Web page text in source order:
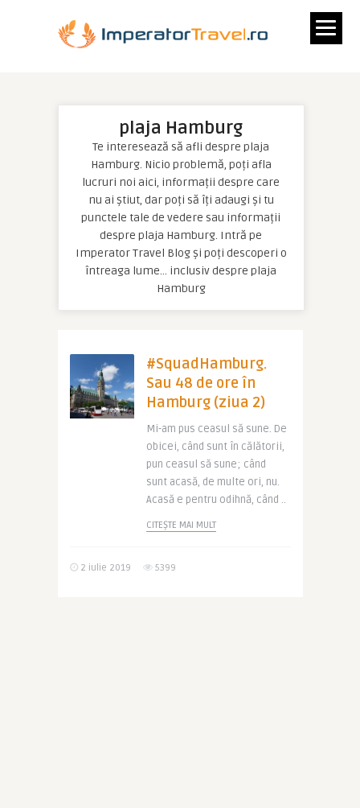
plaja Hamburg
Te interesează să afli despre plaja
Hamburg. Nicio problemă, poți afla
lucruri noi aici, informații despre care
nu ai știut, dar poți să îți adaugi și tu
punctele tale de vedere sau informații
despre plaja Hamburg. Intră pe
Imperator Travel Blog și poți descoperi o
întreaga lume… inclusiv despre plaja
Hamburg
#SquadHamburg.
Sau 48 de ore în
Hamburg (ziua 2)
Mi-am pus ceasul să sune. De
obicei, când sunt în călătorii,
pun ceasul să sune; când
sunt acasă, de multe ori, nu.
Acasă e pentru odihnă, când ..
CITEȘTE MAI MULT
2 iulie 2019 5399